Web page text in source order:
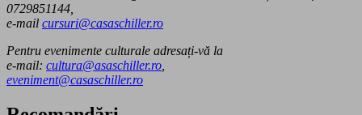
0729851144,
e-mail cursuri@casaschiller.ro
Pentru evenimente culturale adresați-vă la
e-mail: cultura@asaschiller.ro
eveniment@casaschiller.ro